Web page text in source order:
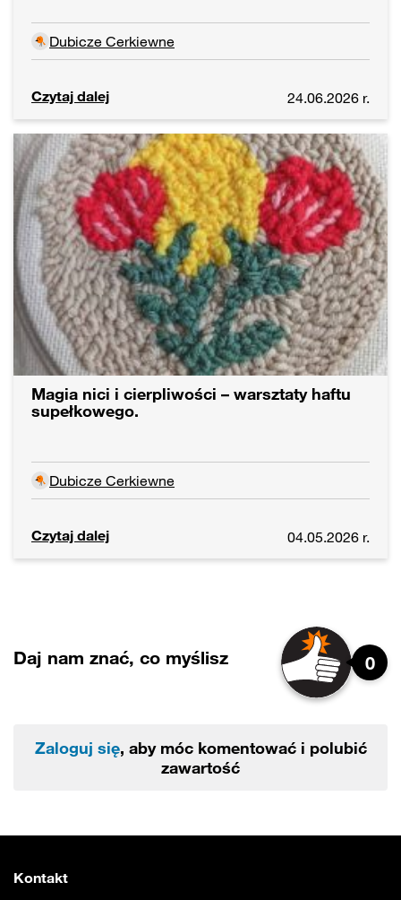
Dubicze Cerkiewne
Czytaj dalej 24.06.2026 r.
Magia nici i cierpliwości – warsztaty haftu
supełkowego.
Dubicze Cerkiewne
Czytaj dalej 04.05.2026 r.
Daj nam znać, co myślisz 0
Zaloguj się, aby móc komentować i polubić
zawartość
Kontakt